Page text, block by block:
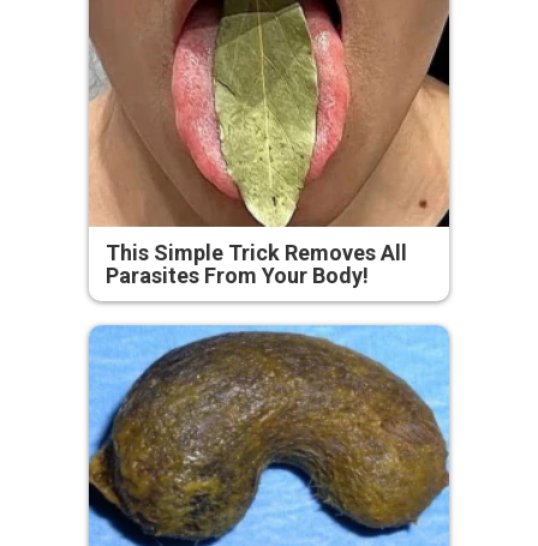
This Simple Trick Removes All
Parasites From Your Body!